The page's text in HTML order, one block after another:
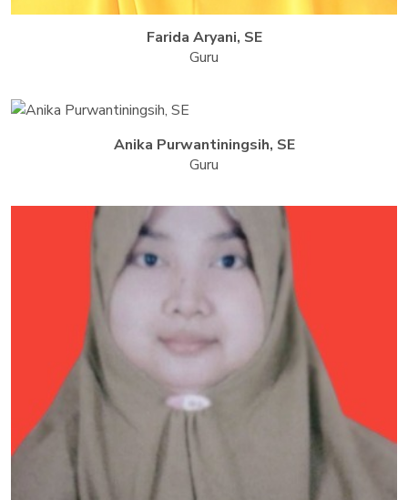
Farida Aryani, SE
Guru
Anika Purwantiningsih, SE
Guru